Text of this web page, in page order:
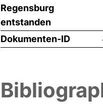
Regensburg
entstanden
Dokumenten-ID